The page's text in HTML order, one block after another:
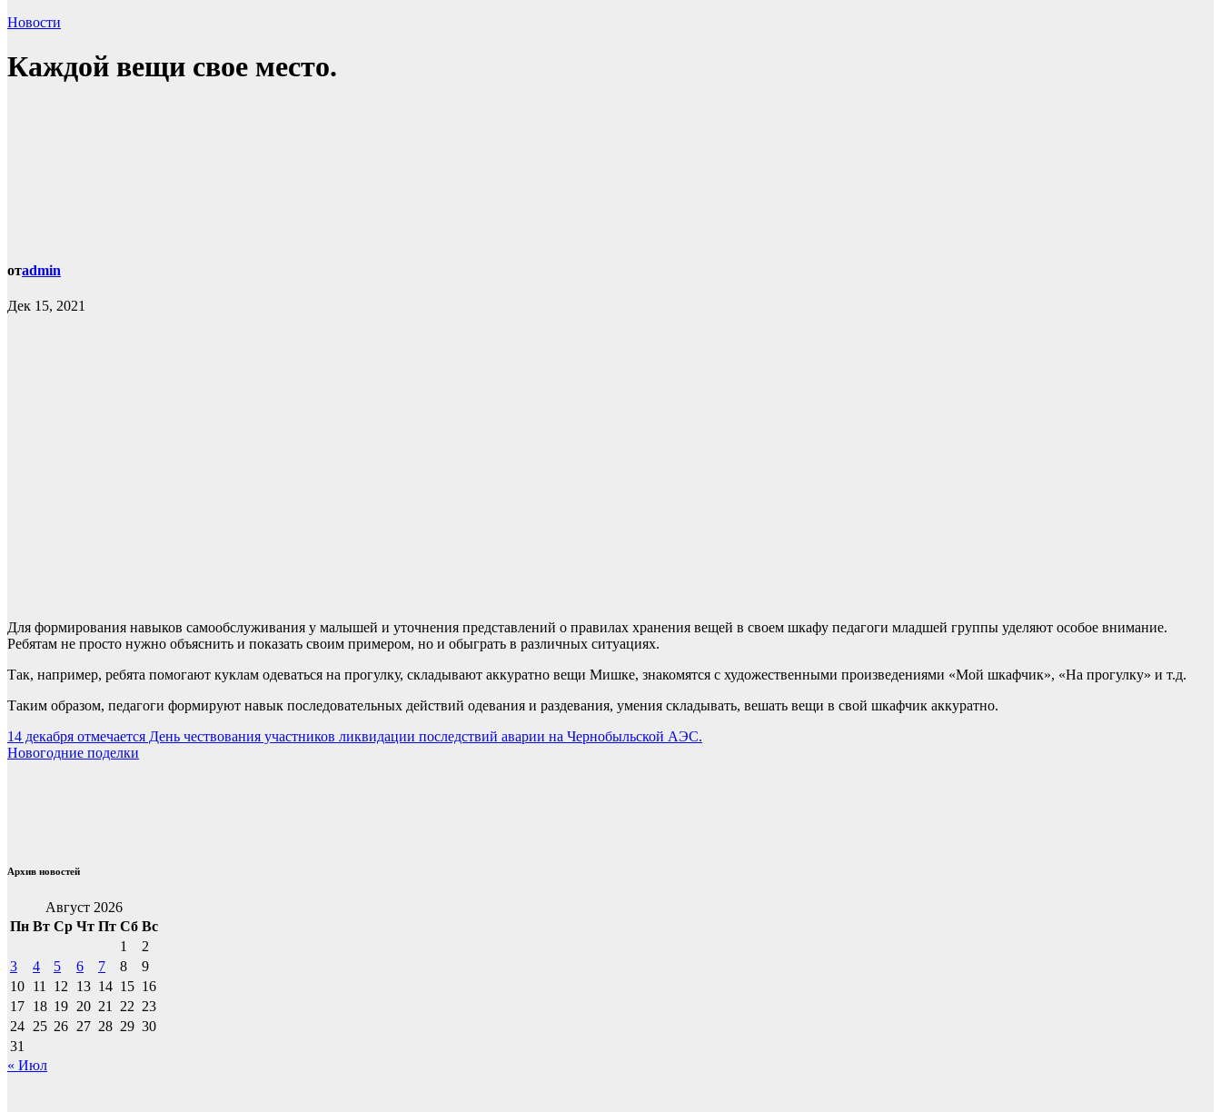
Новости
Каждой вещи свое место.
отadmin
Дек 15, 2021
Для формирования навыков самообслуживания у малышей и уточнения представлений о правилах хранения вещей в своем шкафу педагоги младшей группы уделяют особое внимание.
Ребятам не просто нужно объяснить и показать своим примером, но и обыграть в различных ситуациях.
Так, например, ребята помогают куклам одеваться на прогулку, складывают аккуратно вещи Мишке, знакомятся с художественными произведениями «Мой шкафчик», «На прогулку» и т.д.
Таким образом, педагоги формируют навык последовательных действий одевания и раздевания, умения складывать, вешать вещи в свой шкафчик аккуратно.
Навигация
по
14 декабря отмечается День чествования участников ликвидации последствий аварии на Чернобыльской АЭС.
Новогодние поделки
Архив новостей
Август 2026
Пн Вт Ср Чт Пт Сб Вс
1
2
3
4 5 6 7 8
9
10 11 12 13 14 15 16
17 18 19 20 21 22 23
24 25 26 27 28 29 30
31
« Июл